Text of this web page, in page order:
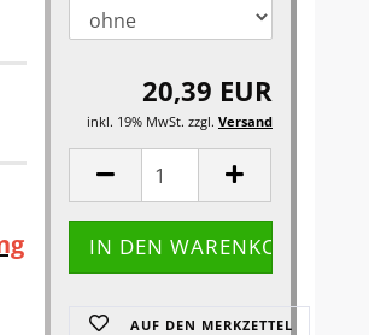
20,39 EUR
inkl. 19% MwSt. zzgl. Versand
AUF DEN MERKZETTEL